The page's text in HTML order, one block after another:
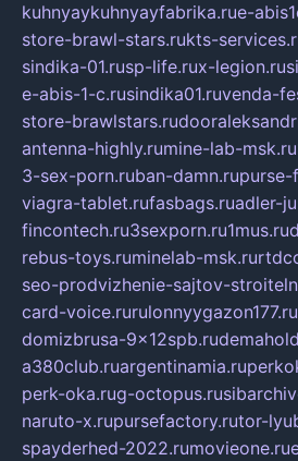
kuhnyaykuhnyayfabrika.rue-
store-brawl-stars.rukts-
sindika-01.rusp-life.rux-legion.ru
e-abis-1-c.rusindika01.ruvenda-
store-brawlstars.ru
antenna-highly.rumine-lab-msk.ru
3-sex-porn.ruban-damn.rupurse-
viagra-tablet.rufasbags.ruadler-
fincontech.ru3sexporn.ru1mus.ru
rebus-toys.ruminelab-msk.ru
seo-prodvizhenie-sajtov-
card-voice.rurulonnyygazon177.ru
domizbrusa-9x12spb.ru
a380club.ruargentinamia.ru
perk-oka.rug-octopus.ru
naruto-x.rupursefactory.rutor-
spayderhed-2022.rumovieone.ru